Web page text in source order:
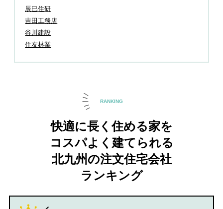
辰巳住研
吉田工務店
谷川建設
住友林業
RANKING
快適に長く住める家を
コスパよく建てられる
北九州の注文住宅会社
ランキング